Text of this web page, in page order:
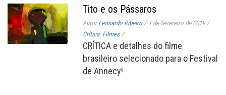
Tito e os Pássaros
AutorLeonardo Ribeiro / 1 de fevereiro de 2019 /
Crítica, Filmes /
CRÍTICA e detalhes do filme
brasileiro selecionado para o Festival
de Annecy!